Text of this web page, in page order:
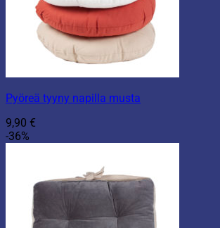
Pyöreä tyyny napilla musta
9,90 €
-36%